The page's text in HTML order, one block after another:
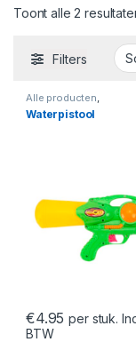
Toont alle 2
Filters
Alle producten,
Buitenspeelgoed
Waterpistool
€4.95 per stuk.
BTW